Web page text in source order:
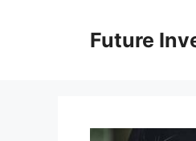
Future